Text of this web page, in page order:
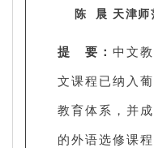
陈 晨 天津师
提 要：中文
文课程已纳入
教育体系，并
的外语选修课